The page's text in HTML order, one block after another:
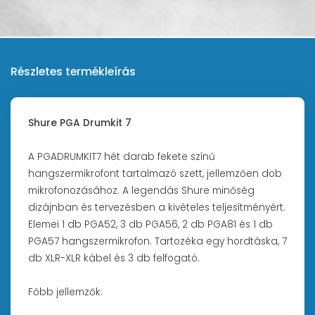
Részletes termékleírás
Shure PGA Drumkit 7
A PGADRUMKIT7 hét darab fekete színű
hangszermikrofont tartalmazó szett, jellemzően dob
mikrofonozásához. A legendás Shure minőség
dizájnban és tervezésben a kivételes teljesítményért.
Elemei 1 db PGA52, 3 db PGA56, 2 db PGA81 és 1 db
PGA57 hangszermikrofon. Tartozéka egy hordtáska, 7
db XLR-XLR kábel és 3 db felfogató.
Főbb jellemzők: